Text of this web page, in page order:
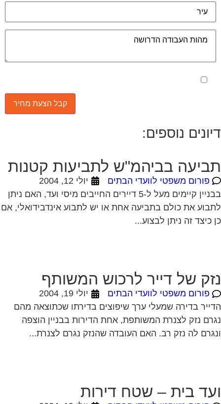
מאשר את תנאי הפרטיות
נוספים:
בביהמ"ש לתביעות קטנות
פורום משפטי לוועדי הבתים
יולי 12, 2004
בבניין קיימים מעל ל-5 דיירים החייבים מיסי ועד, האם ניתן
את כולם בתביעה אחת או יש לתבוע אינדבידואלי, אם
כיצד זה ניתן לבצוע...
של דייר לרכוש המשותף
פורום משפטי לוועדי הבתים
יולי 19, 2004
בדירה שמעלי ערך שיפוצים בדירתו שכתוצאה מהם
נזק לצנרת המשותפת, אחת הדירות בבניין הוצפה
לה נזק רב. האם העובדה שהנזק נגרם לצנרת...
בית – שטח דירות